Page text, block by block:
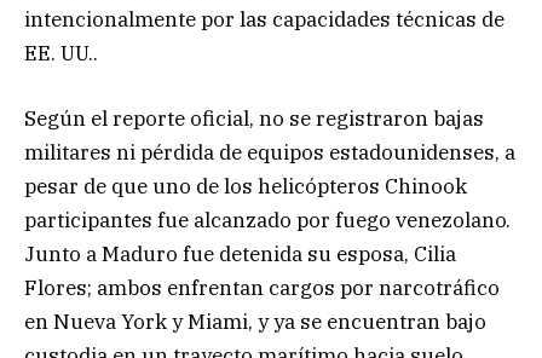
intencionalmente por las capacidades técnicas de
EE. UU..
Según el reporte oficial, no se registraron bajas
militares ni pérdida de equipos estadounidenses, a
pesar de que uno de los helicópteros Chinook
participantes fue alcanzado por fuego venezolano.
Junto a Maduro fue detenida su esposa, Cilia
Flores; ambos enfrentan cargos por narcotráfico
en Nueva York y Miami, y ya se encuentran bajo